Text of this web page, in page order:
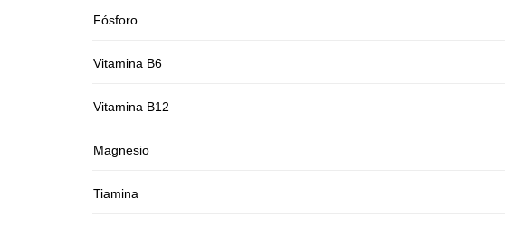
Fósforo
Vitamina B6
Vitamina B12
Magnesio
Tiamina